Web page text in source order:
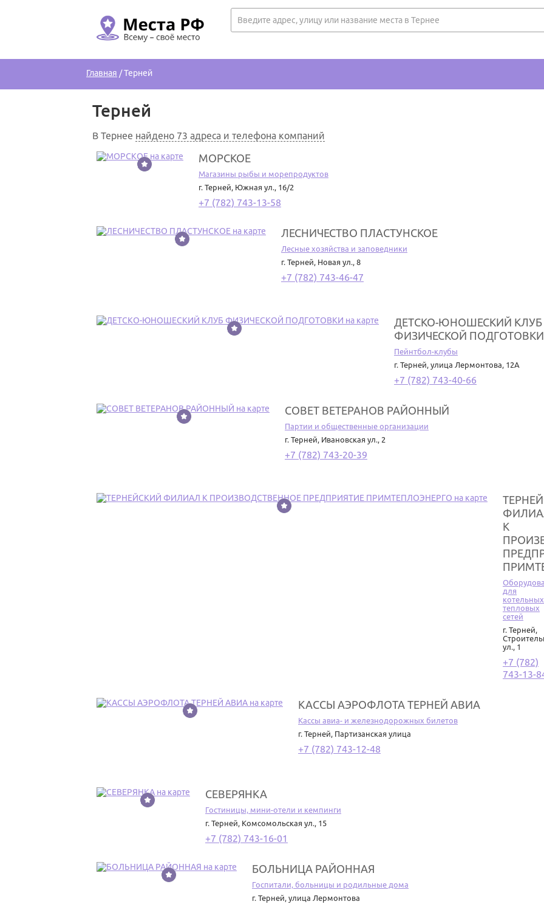
Главная /Терней
Терней
В Тернее найдено 73 адреса и телефона компаний
1 МОРСКОЕ
Магазины рыбы и морепродуктов
г. Терней, Южная ул., 16/2
+7 (782) 743-13-58
2 ЛЕСНИЧЕСТВО ПЛАСТУНСКОЕ
Лесные хозяйства и заповедники
г. Терней, Новая ул., 8
+7 (782) 743-46-47
3
ДЕТСКО-ЮНОШЕСКИЙ КЛУБ
ФИЗИЧЕСКОЙ ПОДГОТОВКИ
Пейнтбол-клубы
г. Терней, улица Лермонтова, 12А
+7 (782) 743-40-66
4 СОВЕТ ВЕТЕРАНОВ РАЙОННЫЙ
Партии и общественные организации
г. Терней, Ивановская ул., 2
+7 (782) 743-20-39
5
К
для
тепловых
сетей
г. Терней,
ул., 1
+7 (782)
743-13-
6 КАССЫ АЭРОФЛОТА ТЕРНЕЙ АВИА
Кассы авиа- и железнодорожных билетов
г. Терней, Партизанская улица
+7 (782) 743-12-48
7 СЕВЕРЯНКА
Гостиницы, мини-отели и кемпинги
г. Терней, Комсомольская ул., 15
+7 (782) 743-16-01
8 БОЛЬНИЦА РАЙОННАЯ
Госпитали, больницы и родильные дома
г. Терней, улица Лермонтова